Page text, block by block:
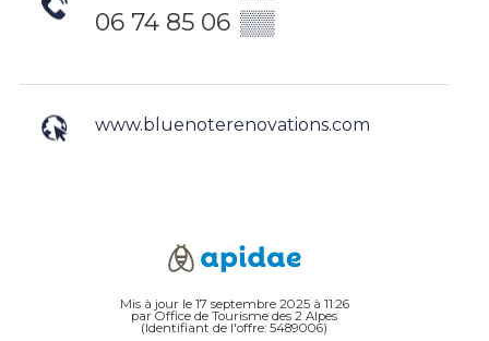
06 74 85 06 ▒▒
www.bluenoterenovations.com
Mis à jour le 17 septembre 2025 à 11:26
par Office de Tourisme des 2 Alpes
(Identifiant de l'offre: 5489006)